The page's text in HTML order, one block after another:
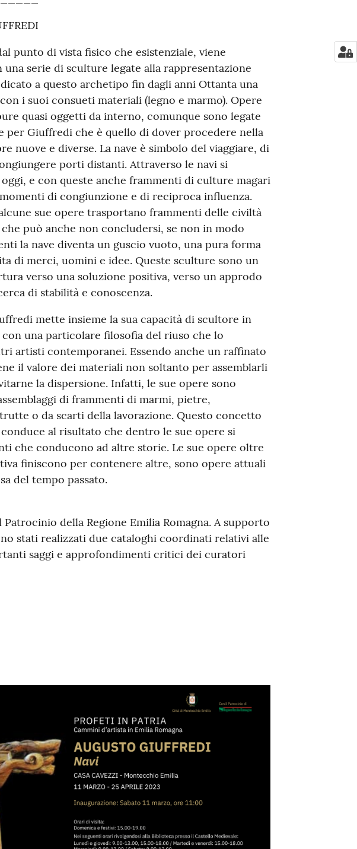
punto di vista fisico che esistenziale, viene
serie di sculture legate alla rappresentazione
a questo archetipo fin dagli anni Ottanta una
i suoi consueti materiali (legno e marmo). Opere
quasi oggetti da interno, comunque sono legate
per Giuffredi che è quello di dover procedere nella
nuove e diverse. La nave è simbolo del viaggiare, di
porti distanti. Attraverso le navi si
e con queste anche frammenti di culture magari
di congiunzione e di reciproca influenza.
sue opere trasportano frammenti delle civiltà
può anche non concludersi, se non in modo
la nave diventa un guscio vuoto, una pura forma
di merci, uomini e idee. Queste sculture sono un
verso una soluzione positiva, verso un approdo
di stabilità e conoscenza.
mette insieme la sua capacità di scultore in
una particolare filosofia del riuso che lo
artisti contemporanei. Essendo anche un raffinato
il valore dei materiali non soltanto per assemblarli
la dispersione. Infatti, le sue opere sono
di frammenti di marmi, pietre,
o da scarti della lavorazione. Questo concetto
al risultato che dentro le sue opere si
che conducono ad altre storie. Le sue opere oltre
finiscono per contenere altre, sono opere attuali
del tempo passato.
della Regione Emilia Romagna. A supporto
stati realizzati due cataloghi coordinati relativi alle
saggi e approfondimenti critici dei curatori